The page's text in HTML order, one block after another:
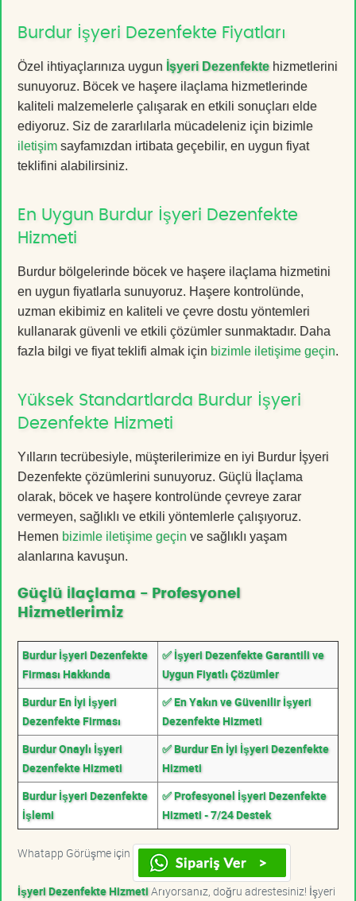
Burdur İşyeri Dezenfekte Fiyatları
Özel ihtiyaçlarınıza uygun İşyeri Dezenfektehizmetlerini
sunuyoruz. Böcek ve haşere ilaçlama hizmetlerinde
kaliteli malzemelerle çalışarak en etkili sonuçları elde
ediyoruz. Siz de zararlılarla mücadeleniz için bizimle
iletişim sayfamızdan irtibata geçebilir, en uygun fiyat
teklifini alabilirsiniz.
En Uygun Burdur İşyeri Dezenfekte
Hizmeti
Burdur bölgelerinde böcek ve haşere ilaçlama hizmetini
en uygun fiyatlarla sunuyoruz. Haşere kontrolünde,
uzman ekibimiz en kaliteli ve çevre dostu yöntemleri
kullanarak güvenli ve etkili çözümler sunmaktadır. Daha
fazla bilgi ve fiyat teklifi almak için bizimle iletişime geçin.
Yüksek Standartlarda Burdur İşyeri
Dezenfekte Hizmeti
Yılların tecrübesiyle, müşterilerimize en iyi Burdur İşyeri
Dezenfekte çözümlerini sunuyoruz. Güçlü İlaçlama
olarak, böcek ve haşere kontrolünde çevreye zarar
vermeyen, sağlıklı ve etkili yöntemlerle çalışıyoruz.
Hemen bizimle iletişime geçin ve sağlıklı yaşam
alanlarına kavuşun.
Güçlü İlaçlama - Profesyonel
Hizmetlerimiz
Burdur İşyeri Dezenfekte
Firması Hakkında
✅ İşyeri Dezenfekte Garantili ve
Uygun Fiyatlı Çözümler
Burdur En İyi İşyeri
Dezenfekte Firması
✅ En Yakın ve Güvenilir İşyeri
Dezenfekte Hizmeti
Burdur Onaylı İşyeri
Dezenfekte Hizmeti
✅ Burdur En İyi İşyeri Dezenfekte
Hizmeti
Burdur İşyeri Dezenfekte
İşlemi
✅ Profesyonel İşyeri Dezenfekte
Hizmeti - 7/24 Destek
Whatapp Görüşme için
İşyeri Dezenfekte HizmetiArıyorsanız, doğru adrestesiniz! İşyeri